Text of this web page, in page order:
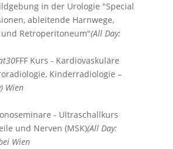
in der Urologie "Special
ableitende Harnwege,
Retroperitoneum"(All Day:
30FFF Kurs - Kardiovaskuläre
Kinderradiologie –
Wien
- Ultraschallkurs
und Nerven (MSK)(All Day:
Wien